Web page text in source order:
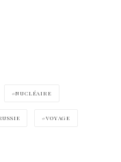
NUCLÉAIRE
VOYAGE